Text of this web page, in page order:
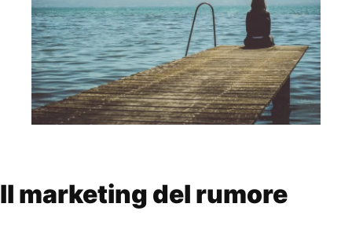
Il marketing del rumore